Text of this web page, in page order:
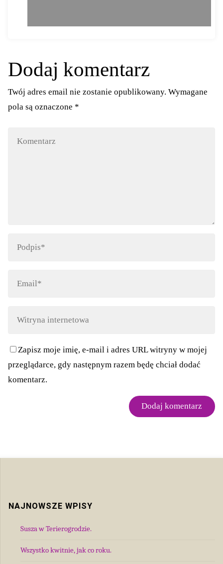
Dodaj komentarz
Twój adres email nie zostanie opublikowany. Wymagane
pola są oznaczone *
Zapisz moje imię, e-mail i adres URL witryny w mojej
przeglądarce, gdy następnym razem będę chciał dodać
komentarz.
NAJNOWSZE WPISY
Susza w Terierogrodzie.
Wszystko kwitnie, jak co roku.